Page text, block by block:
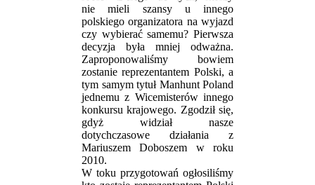
nie mieli szansy u innego
polskiego organizatora na wyjazd
czy wybierać samemu? Pierwsza
decyzja była mniej odważna.
Zaproponowaliśmy bowiem
zostanie reprezentantem Polski, a
tym samym tytuł Manhunt Poland
jednemu z Wicemisterów innego
konkursu krajowego. Zgodził się,
gdyż widział nasze
dotychczasowe działania z
Mariuszem Doboszem w roku
2010.
W toku przygotowań ogłosiliśmy